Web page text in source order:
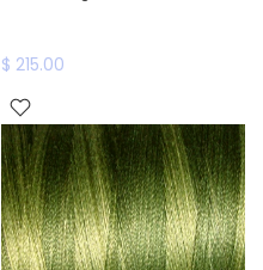
$ 215.00